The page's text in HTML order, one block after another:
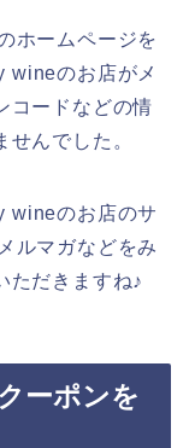
ホームページを
wineのお店がメ
コードなどの情
んでした。
wineのお店のサ
ルマガなどをみ
ただきますね♪
ーポンを